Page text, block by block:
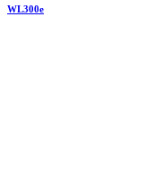
WL300e